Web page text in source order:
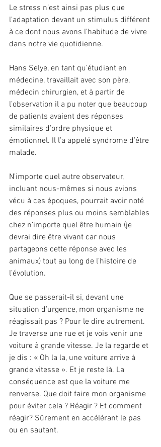
Le stress n’est ainsi pas plus que
l’adaptation devant un stimulus différent
à ce dont nous avons l’habitude de vivre
dans notre vie quotidienne.
Hans Selye, en tant qu’étudiant en
médecine, travaillait avec son père,
médecin chirurgien, et à partir de
l’observation il a pu noter que beaucoup
de patients avaient des réponses
similaires d’ordre physique et
émotionnel. Il l’a appelé syndrome d’être
malade.
N’importe quel autre observateur,
incluant nous-mêmes si nous avions
vécu à ces époques, pourrait avoir noté
des réponses plus ou moins semblables
chez n’importe quel être humain (je
devrai dire être vivant car nous
partageons cette réponse avec les
animaux) tout au long de l’histoire de
l’évolution.
Que se passerait-il si, devant une
situation d’urgence, mon organisme ne
réagissait pas ? Pour le dire autrement.
Je traverse une rue et je vois venir une
voiture à grande vitesse. Je la regarde et
je dis : « Oh la la, une voiture arrive à
grande vitesse ». Et je reste là. La
conséquence est que la voiture me
renverse. Que doit faire mon organisme
pour éviter cela ? Réagir ? Et comment
réagir? Sûrement en accélérant le pas
ou en sautant.